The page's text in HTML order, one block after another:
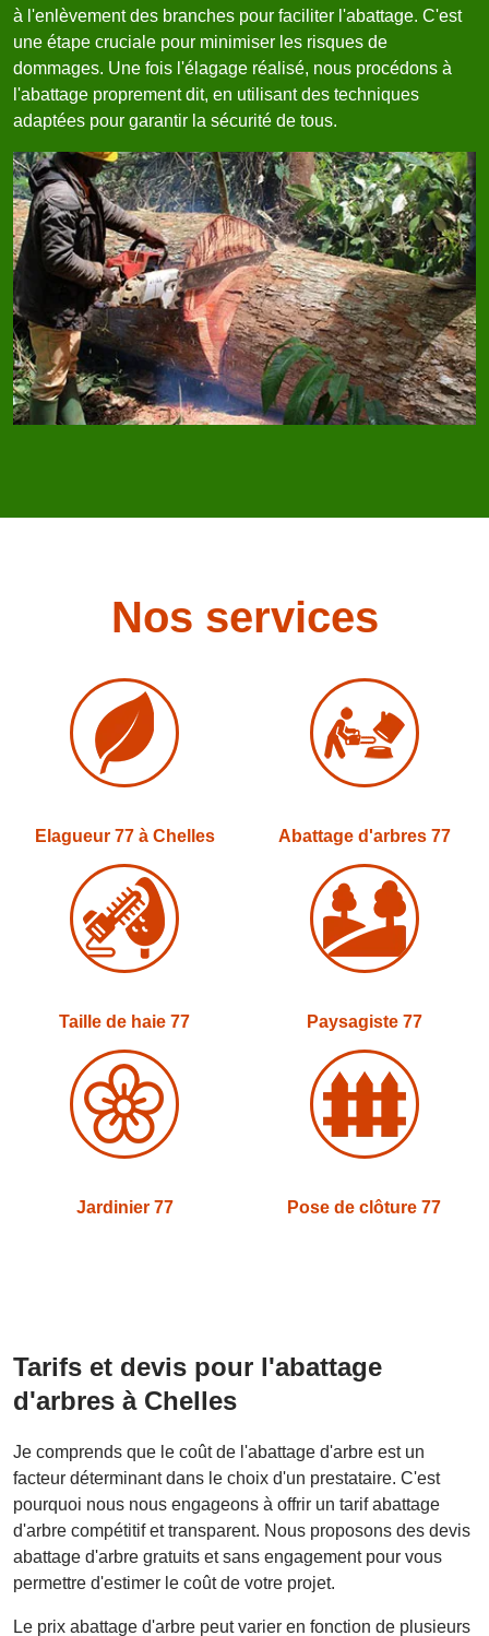
à l'enlèvement des branches pour faciliter l'abattage. C'est
une étape cruciale pour minimiser les risques de
dommages. Une fois l'élagage réalisé, nous procédons à
l'abattage proprement dit, en utilisant des techniques
adaptées pour garantir la sécurité de tous.
Nos services
Elagueur 77 à Chelles Abattage d'arbres 77
Taille de haie 77 Paysagiste 77
Jardinier 77 Pose de clôture 77
Tarifs et devis pour l'abattage
d'arbres à Chelles
Je comprends que le coût de l'abattage d'arbre est un
facteur déterminant dans le choix d'un prestataire. C'est
pourquoi nous nous engageons à offrir un tarif abattage
d'arbre compétitif et transparent. Nous proposons des devis
abattage d'arbre gratuits et sans engagement pour vous
permettre d'estimer le coût de votre projet.
Le prix abattage d'arbre peut varier en fonction de plusieurs